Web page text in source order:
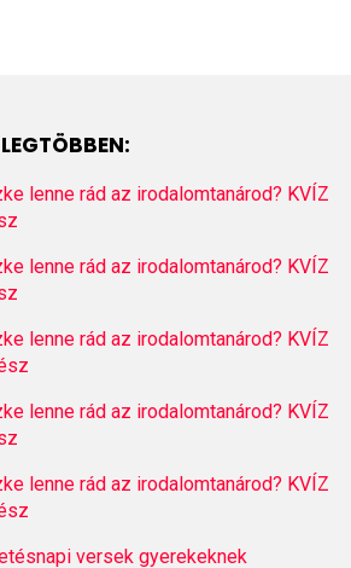
lenne rád az irodalomtanárod? KVÍZ
lenne rád az irodalomtanárod? KVÍZ
lenne rád az irodalomtanárod? KVÍZ
lenne rád az irodalomtanárod? KVÍZ
lenne rád az irodalomtanárod? KVÍZ
versek gyerekeknek